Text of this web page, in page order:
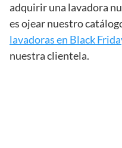
adquirir una lavadora
es ojear nuestro
lavadoras en Black
nuestra clientela.